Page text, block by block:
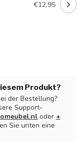
€12,95
Produkt?
der Bestellung?
Support-
oder +
Sie unten eine